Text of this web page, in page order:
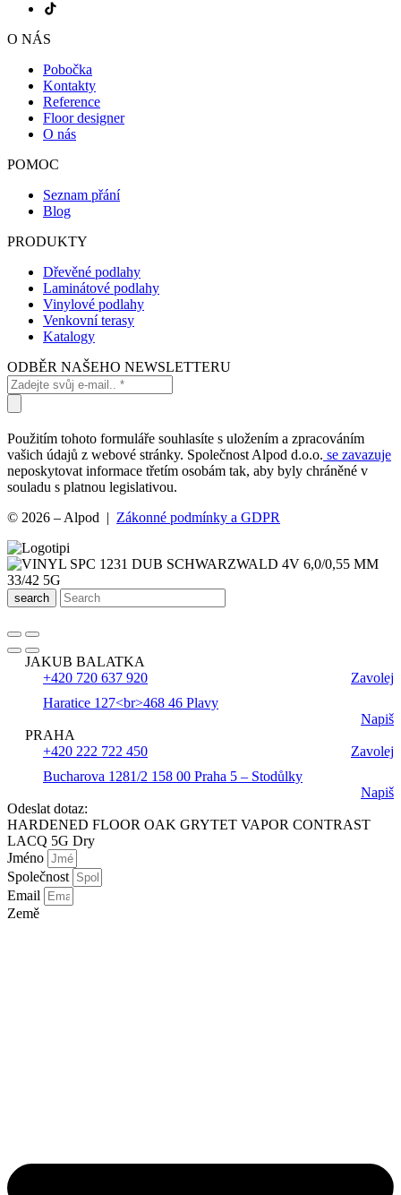
O NÁS
Pobočka
Kontakty
Reference
Floor designer
O nás
POMOC
Seznam přání
Blog
PRODUKTY
Dřevěné podlahy
Laminátové podlahy
Vinylové podlahy
Venkovní terasy
Katalogy
ODBĚR NAŠEHO NEWSLETTERU
Použitím tohoto formuláře souhlasíte s uložením a zpracováním
vašich údajů z webové stránky. Společnost Alpod d.o.o. se zavazuje
neposkytovat informace třetím osobám tak, aby byly chráněné v
souladu s platnou legislativou.
© 2026 – Alpod | Zákonné podmínky a GDPR
search
JAKUB BALATKA
+420 720 637 920
Zavolej
Haratice 127<br>468 46 Plavy
Napiš
PRAHA
+420 222 722 450
Zavolej
Bucharova 1281/2 158 00 Praha 5 – Stodůlky
Napiš
Odeslat dotaz:
HARDENED FLOOR OAK GRYTET VAPOR CONTRAST
LACQ 5G Dry
Jméno
Společnost
Email
Země